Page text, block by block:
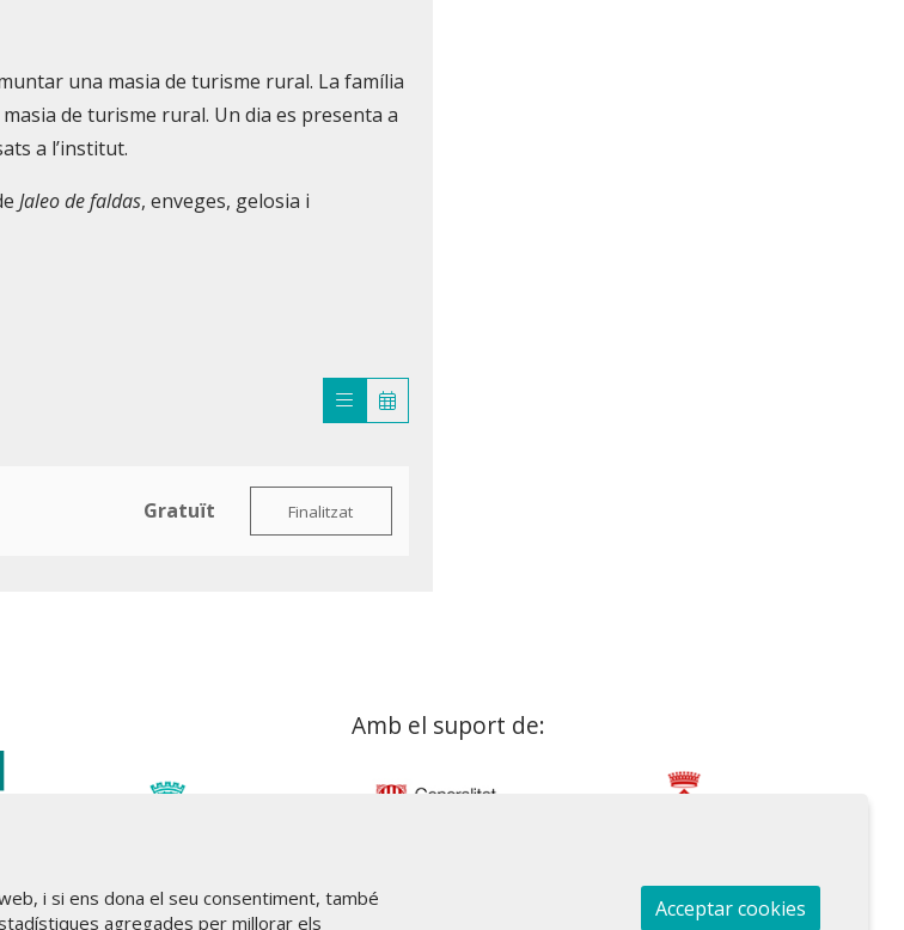
una masia de turisme rural. La família
de turisme rural. Un dia es presenta a
a l’institut.
Jaleo de faldas, enveges, gelosia i
Gratuït Finalitzat
Amb el suport de:
i si ens dona el seu consentiment, també
agregades per millorar els
Acceptar cookies